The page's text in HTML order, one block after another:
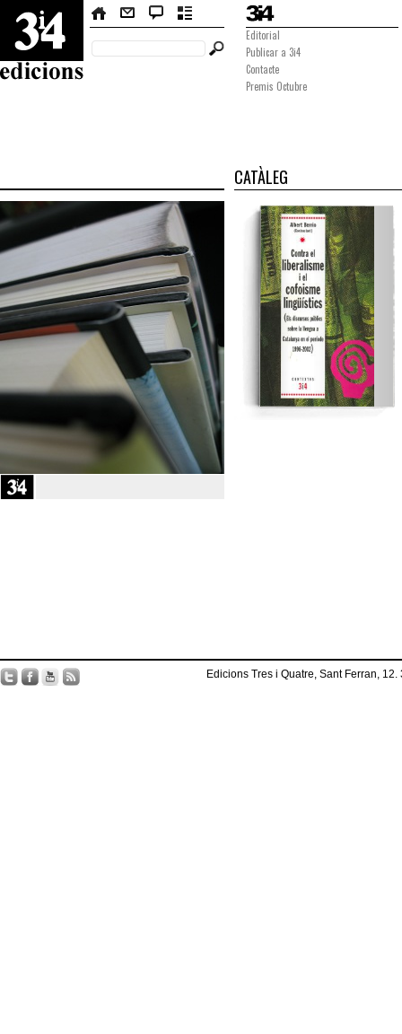
Editorial
Publicar a 3i4
Contacte
Premis Octubre
CATÀLEG
Edicions Tres i Quatre, Sant Ferran,